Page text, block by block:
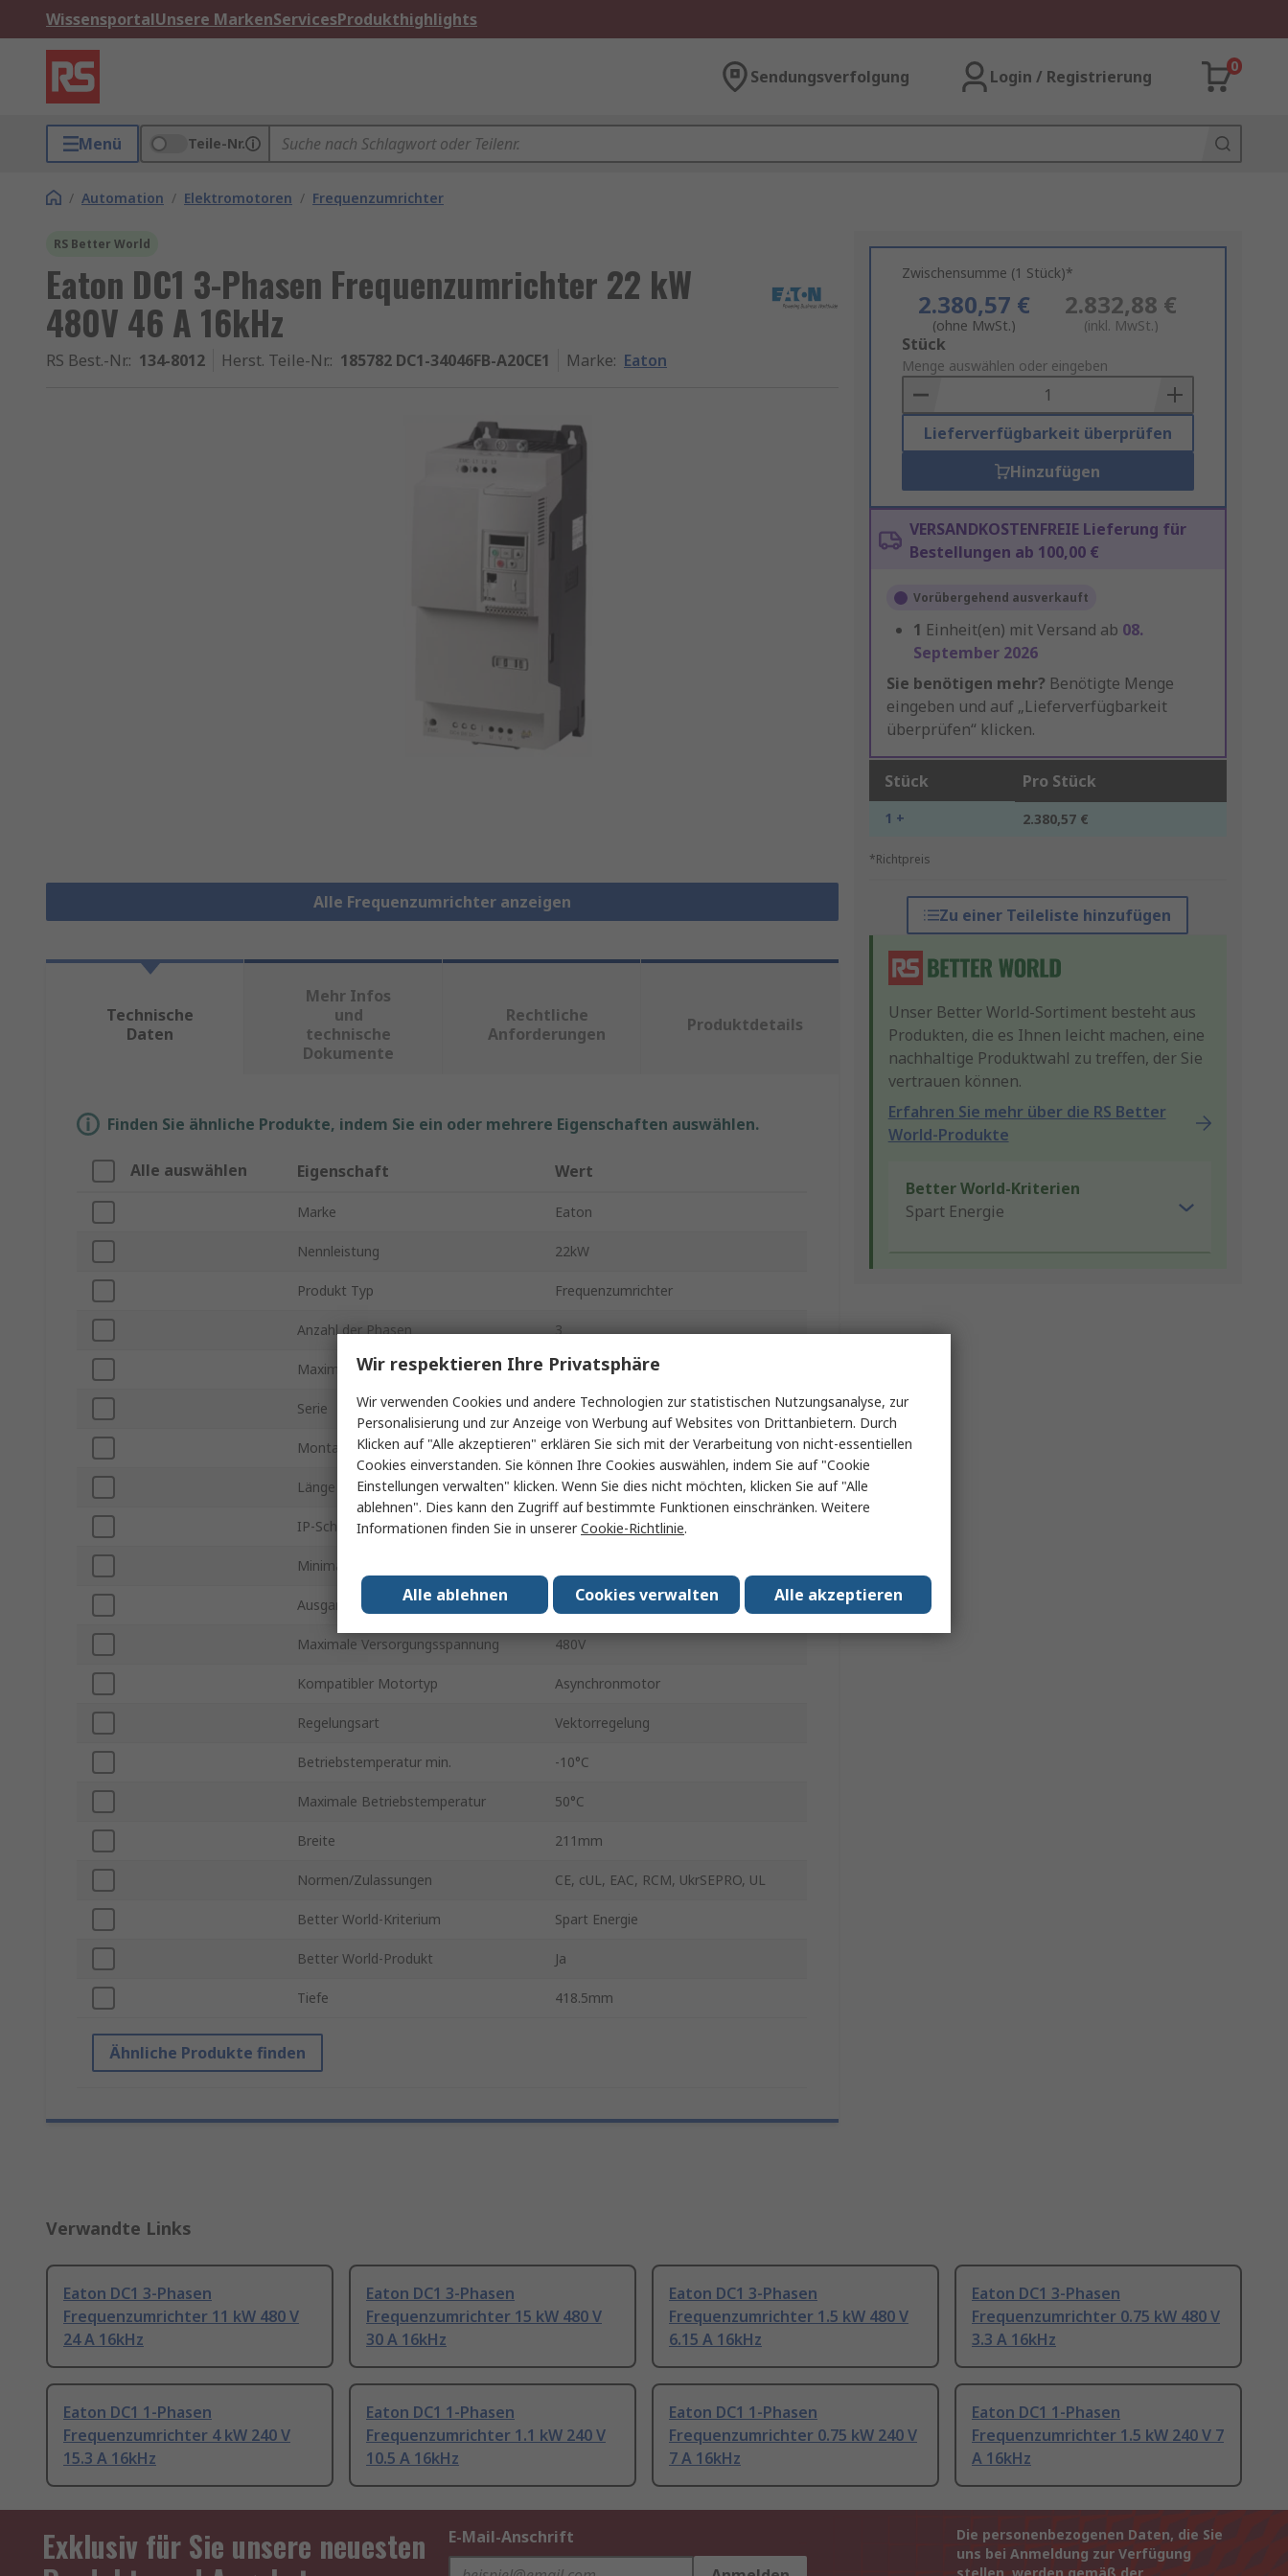
WissensportalUnsere MarkenServicesProdukthighlights
Sendungsverfolgung Login / Registrierung
0
Menü Teile-Nr.
/ Automation / Elektromotoren / Frequenzumrichter
RS Better World
Eaton DC1 3-Phasen Frequenzumrichter 22 kW
480V 46 A 16kHz
RS Best.-Nr.: 134-8012 Herst. Teile-Nr.: 185782 DC1-34046FB-A20CE1 Marke: Eaton
Alle Frequenzumrichter anzeigen
Zwischensumme (1 Stück)*
2.380,57 €
(ohne MwSt.)
2.832,88 €
(inkl. MwSt.)
Add
to
Basket
Stück
Menge auswählen oder eingeben
Lieferverfügbarkeit überprüfen
Hinzufügen
VERSANDKOSTENFREIE Lieferung für
Bestellungen ab 100,00 €
Vorübergehend ausverkauft
1 Einheit(en) mit Versand ab 08.
September 2026
Sie benötigen mehr? Benötigte Menge
eingeben und auf „Lieferverfügbarkeit
überprüfen“ klicken.
Stück Pro Stück
1 + 2.380,57 €
*Richtpreis
Zu einer Teileliste hinzufügen
Unser Better World-Sortiment besteht aus
Produkten, die es Ihnen leicht machen, eine
nachhaltige Produktwahl zu treffen, der Sie
vertrauen können.
Erfahren Sie mehr über die RS Better
World-Produkte
Better World-Kriterien
Spart Energie
Technische
Daten
Mehr Infos
und
technische
Dokumente
Rechtliche
Anforderungen
Produktdetails
Finden Sie ähnliche Produkte, indem Sie ein oder mehrere Eigenschaften auswählen.
Alle auswählen Eigenschaft Wert
Marke Eaton
Nennleistung 22kW
Produkt Typ Frequenzumrichter
Anzahl der Phasen 3
Maximaler Ausgangsstrom 46A
Serie DC1
Montageart Flanschmontage
Länge 173mm
IP-Schutzart IP20
Minimale Versorgungsspannung
Ausgangsfrequenz 16kHz
Maximale Versorgungsspannung 480V
Kompatibler Motortyp Asynchronmotor
Regelungsart Vektorregelung
Betriebstemperatur min. -10°C
Maximale Betriebstemperatur 50°C
Breite 211mm
Normen/Zulassungen CE, cUL, EAC, RCM, UkrSEPRO, UL
Better World-Kriterium Spart Energie
Better World-Produkt Ja
Tiefe 418.5mm
Ähnliche Produkte finden
Verwandte Links
Eaton DC1 3-Phasen
Frequenzumrichter 11 kW 480 V
24 A 16kHz
Eaton DC1 3-Phasen
Frequenzumrichter 15 kW 480 V
30 A 16kHz
Eaton DC1 3-Phasen
Frequenzumrichter 1.5 kW 480 V
6.15 A 16kHz
Eaton DC1 3-Phasen
Frequenzumrichter 0.75 kW 480 V
3.3 A 16kHz
Eaton DC1 1-Phasen
Frequenzumrichter 4 kW 240 V
15.3 A 16kHz
Eaton DC1 1-Phasen
Frequenzumrichter 1.1 kW 240 V
10.5 A 16kHz
Eaton DC1 1-Phasen
Frequenzumrichter 0.75 kW 240 V
7 A 16kHz
Eaton DC1 1-Phasen
Frequenzumrichter 1.5 kW 240 V 7
A 16kHz
Exklusiv für Sie unsere neuesten
E-Mail-Anschrift
Die personenbezogenen Daten, die Sie
uns bei Anmeldung zur Verfügung
Wir respektieren Ihre Privatsphäre
Wir verwenden Cookies und andere Technologien zur statistischen Nutzungsanalyse, zur
Personalisierung und zur Anzeige von Werbung auf Websites von Drittanbietern. Durch
Klicken auf "Alle akzeptieren" erklären Sie sich mit der Verarbeitung von nicht-essentiellen
Cookies einverstanden. Sie können Ihre Cookies auswählen, indem Sie auf "Cookie
Einstellungen verwalten" klicken. Wenn Sie dies nicht möchten, klicken Sie auf "Alle
ablehnen". Dies kann den Zugriff auf bestimmte Funktionen einschränken. Weitere
Informationen finden Sie in unsererCookie-Richtlinie.
Alle akzeptieren
Cookies verwalten
Alle ablehnen